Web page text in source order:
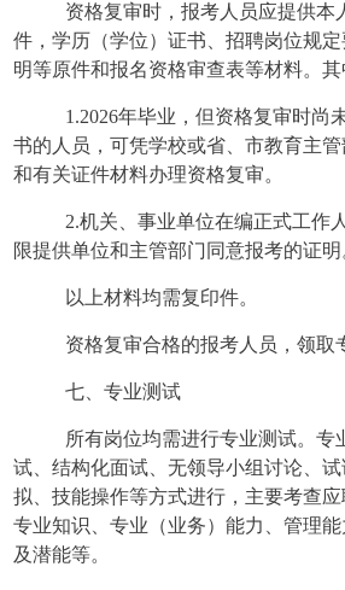
资格复审时，报考人员应提供本
件，学历（学位）证书、招聘岗位规
明等原件和报名资格审查表等材料。其
1.2026年毕业，但资格复审时尚
书的人员，可凭学校或省、市教育主
和有关证件材料办理资格复审。
2.机关、事业单位在编正式工作
限提供单位和主管部门同意报考的证明
以上材料均需复印件。
资格复审合格的报考人员，领取
七、专业测试
所有岗位均需进行专业测试。专
试、结构化面试、无领导小组讨论、
拟、技能操作等方式进行，主要考查应
专业知识、专业（业务）能力、管理
及潜能等。